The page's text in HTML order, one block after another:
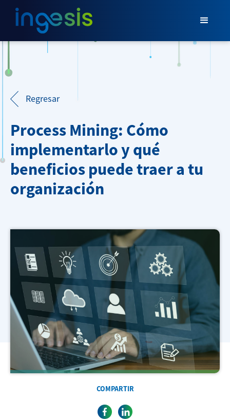
Regresar
Process Mining: Cómo
implementarlo y qué
beneficios puede traer a tu
organización
COMPARTIR